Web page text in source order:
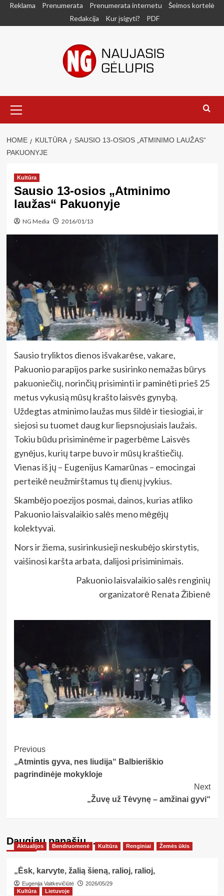
SkipReklama Prenumerata Prenumerata internetu
Šeimos kortelė
Redakcija
Kur įsigyti? PDF
Menu
HOME KULTŪRA
SAUSIO 13-OSIOS „ATMINIMO LAUŽAS“
PAKUONYJE
Kultūra
Sausio 13-osios „Atminimo
laužas“ Pakuonyje
NG Media 2016/01/13
Sausio tryliktos dienos išvakarėse, vakare,
Pakuonio parapijos parke susirinko nemažas būrys
pakuoniečių, norinčių prisiminti ir paminėti prieš 25
metus vykusią mūsų krašto laisvės gynybą.
Uždegtas atminimo laužas mus šildė ir tiesiogiai, ir
siejosi su tuomet daug kur liepsnojusiais laužais.
Tokiu būdu prisiminėme ir pagerbėme Laisvės
gynėjus, kurių tarpe buvo ir mūsų kraštiečių.
Vienas iš jų – Eugenijus Kamarūnas – emocingai
perteikė neužmirštamus tų dienų įvykius.
Skambėjo poezijos posmai, dainos, kurias atliko
Pakuonio laisvalaikio salės meno mėgėjų
kolektyvai.
Nors ir žiema, susirinkusieji neskubėjo skirstytis,
vaišinosi karšta arbata, dalijosi prisiminimais.
Pakuonio laisvalaikio salės renginių
organizatorė Renata Žibienė
Post
Navigation
Previous
„Atmintis gyva, nes liudija“ Balbieriškio
pagrindinėje mokykloje
Next
„Žuvę už Tėvynę – amžinai gyvi“
Daugiau panašių…
Aktualijos Bendruomenė Kultūra Renginiai Žemės ūkis
„Ėsk, karvyte, žalią šieną, ralioj, ralioj,
Eugenija Vaitkevičiūtė
2026/05/29
Kultūra
Lietuvoje